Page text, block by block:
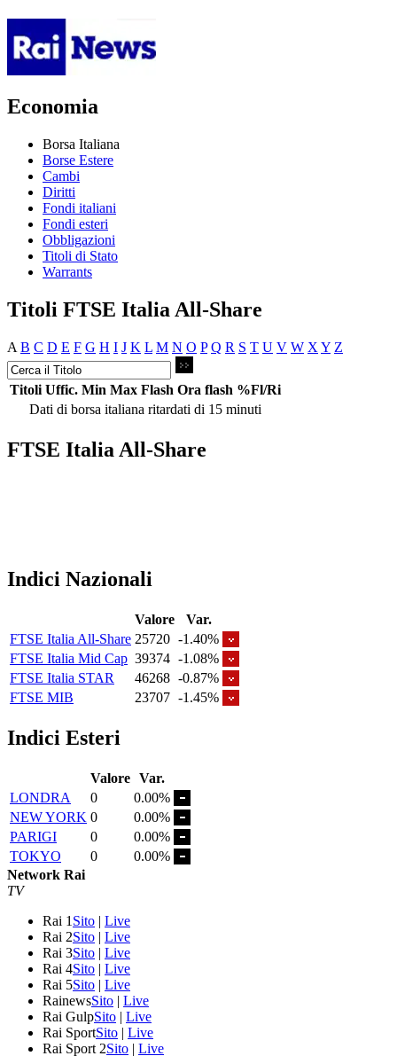
Economia
Borsa Italiana
Borse Estere
Cambi
Diritti
Fondi italiani
Fondi esteri
Obbligazioni
Titoli di Stato
Warrants
Titoli FTSE Italia All-Share
A B C D E F G H I J K L M N O P Q R S T U V W X Y Z
Titoli Uffic. Min Max Flash Ora flash %Fl/Ri
Dati di borsa italiana ritardati di 15 minuti
FTSE Italia All-Share
Indici Nazionali
Valore
Var.
FTSE Italia All-Share 25720 -1.40%
FTSE Italia Mid Cap 39374 -1.08%
FTSE Italia STAR
46268 -0.87%
FTSE MIB
23707 -1.45%
Indici Esteri
Valore Var.
LONDRA
0
0.00%
NEW YORK 0
0.00%
PARIGI
0
0.00%
TOKYO
0
0.00%
Network Rai
TV
Rai 1 Sito | Live
Rai 2Sito | Live
Rai 3Sito | Live
Rai 4Sito | Live
Rai 5Sito | Live
RainewsSito | Live
Rai GulpSito | Live
Rai SportSito | Live
Rai Sport 2Sito | Live